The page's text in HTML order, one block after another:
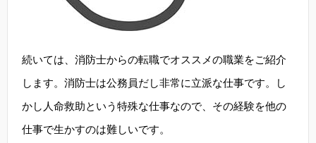
続いては、消防士からの転職でオススメの職業をご紹介
します。消防士は公務員だし非常に立派な仕事です。し
かし人命救助という特殊な仕事なので、その経験を他の
仕事で生かすのは難しいです。